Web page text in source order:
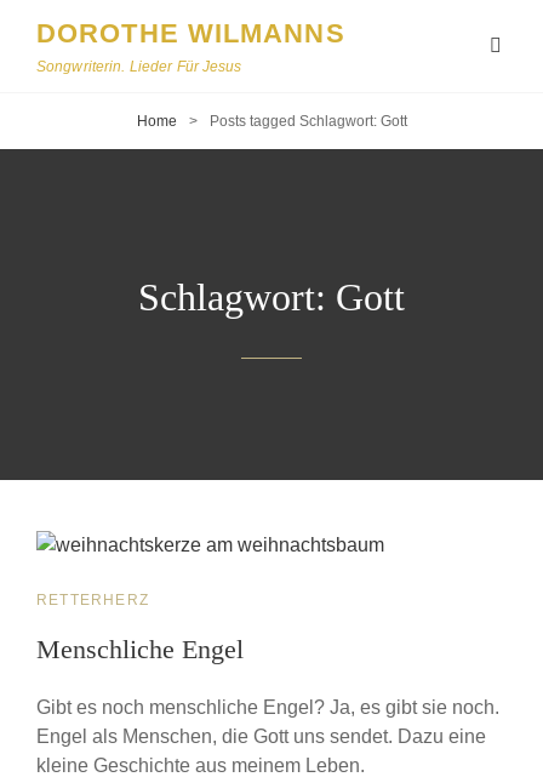
DOROTHE WILMANNS
Songwriterin. Lieder Für Jesus
Home > Posts tagged Schlagwort: Gott
Schlagwort: Gott
RETTERHERZ
Menschliche Engel
Gibt es noch menschliche Engel? Ja, es gibt sie noch.
Engel als Menschen, die Gott uns sendet. Dazu eine
kleine Geschichte aus meinem Leben.